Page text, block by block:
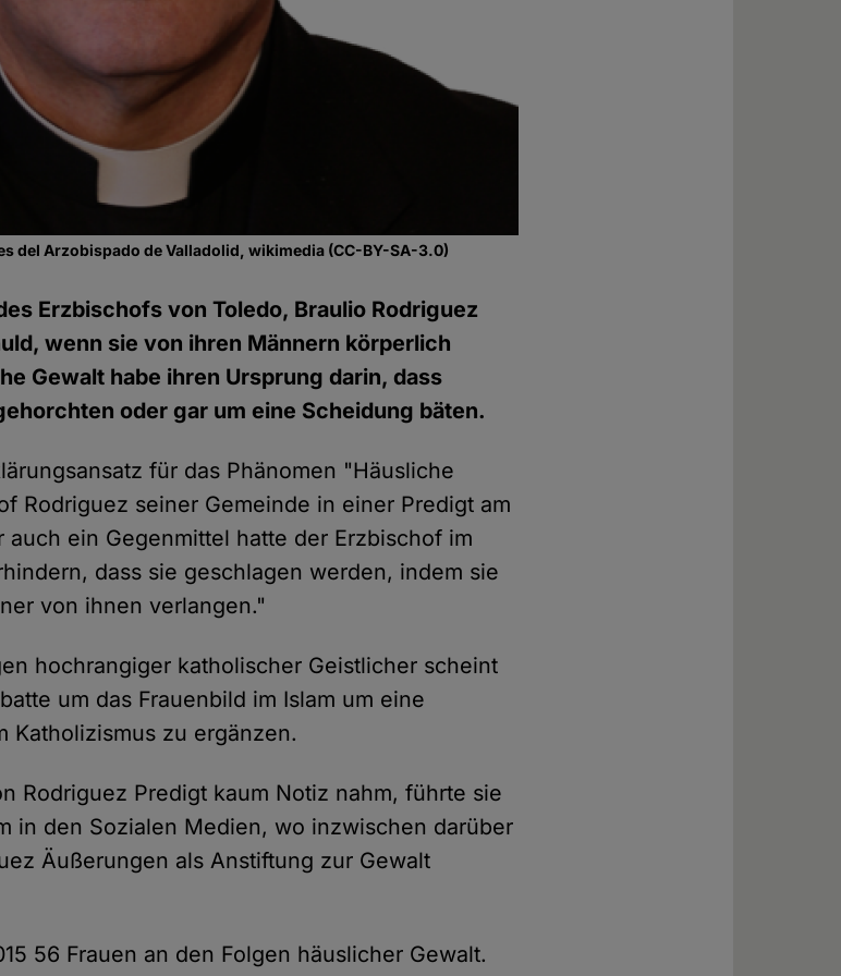
del Arzobispado de Valladolid, wikimedia (CC-BY-SA-3.0)
Erzbischofs von Toledo, Braulio Rodriguez
wenn sie von ihren Männern körperlich
Gewalt habe ihren Ursprung darin, dass
oder gar um eine Scheidung bäten.
für das Phänomen "Häusliche
Rodriguez seiner Gemeinde in einer Predigt am
auch ein Gegenmittel hatte der Erzbischof im
dass sie geschlagen werden, indem sie
von ihnen verlangen."
hochrangiger katholischer Geistlicher scheint
um das Frauenbild im Islam um eine
Katholizismus zu ergänzen.
Rodriguez Predigt kaum Notiz nahm, führte sie
in den Sozialen Medien, wo inzwischen darüber
Äußerungen als Anstiftung zur Gewalt
56 Frauen an den Folgen häuslicher Gewalt.